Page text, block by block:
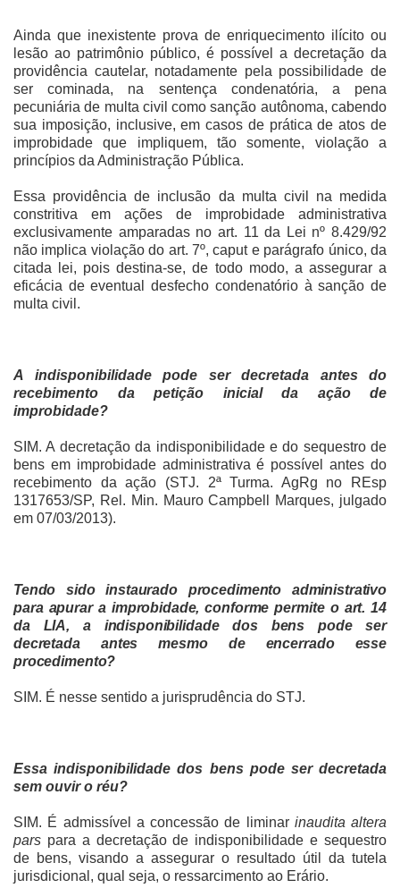
Ainda que inexistente prova de enriquecimento ilícito ou
lesão ao patrimônio público, é possível a decretação da
providência cautelar, notadamente pela possibilidade de
ser cominada, na sentença condenatória, a pena
pecuniária de multa civil como sanção autônoma, cabendo
sua imposição, inclusive, em casos de prática de atos de
improbidade que impliquem, tão somente, violação a
princípios da Administração Pública.
Essa providência de inclusão da multa civil na medida
constritiva em ações de improbidade administrativa
exclusivamente amparadas no art. 11 da Lei nº 8.429/92
não implica violação do art. 7º, caput e parágrafo único, da
citada lei, pois destina-se, de todo modo, a assegurar a
eficácia de eventual desfecho condenatório à sanção de
multa civil.
A indisponibilidade pode ser decretada antes do
recebimento da petição inicial da ação de
improbidade?
SIM. A decretação da indisponibilidade e do sequestro de
bens em improbidade administrativa é possível antes do
recebimento da ação (STJ. 2ª Turma. AgRg no REsp
1317653/SP, Rel. Min. Mauro Campbell Marques, julgado
em 07/03/2013).
Tendo sido instaurado procedimento administrativo
para apurar a improbidade, conforme permite o art. 14
da LIA, a indisponibilidade dos bens pode ser
decretada antes mesmo de encerrado esse
procedimento?
SIM. É nesse sentido a jurisprudência do STJ.
Essa indisponibilidade dos bens pode ser decretada
sem ouvir o réu?
SIM. É admissível a concessão de liminar inaudita altera
pars para a decretação de indisponibilidade e sequestro
de bens, visando a assegurar o resultado útil da tutela
jurisdicional, qual seja, o ressarcimento ao Erário.